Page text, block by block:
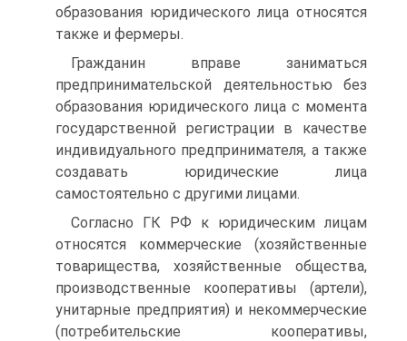
образования юридического лица относятся
также и фермеры.
Гражданин вправе заниматься
предпринимательской деятельностью без
образования юридического лица с момента
государственной регистрации в качестве
индивидуального предпринимателя, а также
создавать юридические лица
самостоятельно с другими лицами.
Согласно ГК РФ к юридическим лицам
относятся коммерческие (хозяйственные
товарищества, хозяйственные общества,
производственные кооперативы (артели),
унитарные предприятия) и некоммерческие
(потребительские кооперативы,